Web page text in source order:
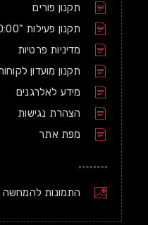
תקנון פורים
תקנון פעילות "10:00 בום"
מדיניות פרטיות
תקנון מועדון
מידע לאלרגנים
הצהרת נגישות
מפת אתר
התמונות להמחשה